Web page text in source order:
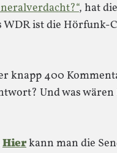
, hat
WDR ist die Hörfunk-
knapp 400
Und was
Hierkann man die